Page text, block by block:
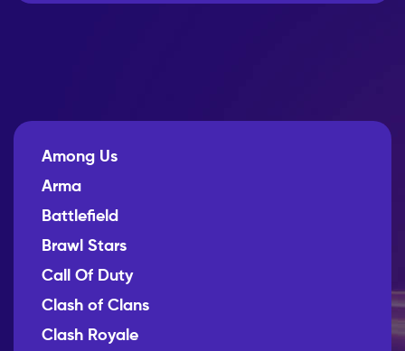
Among Us
Arma
Battlefield
Brawl Stars
Call Of Duty
Clash of Clans
Clash Royale